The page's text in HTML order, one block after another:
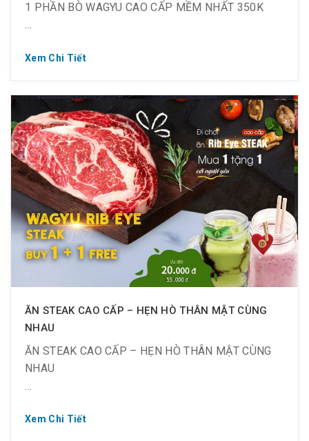
1 PHẦN BÒ WAGYU CAO CẤP MỀM NHẤT 350K
? Áp dụng từ nay đến hết 31.12.2020
️☎ Cho nhóm khách đã đặt bàn trước, từ 4 người trở
lên
? Phù hợp cho dịp sinh nhật, kỷ niệm, du lịch…
Xem Chi Tiết
ĂN STEAK CAO CẤP – HẸN HÒ THÂN MẬT CÙNG
NHAU
ĂN STEAK CAO CẤP – HẸN HÒ THÂN MẬT CÙNG
NHAU
Xem Chi Tiết